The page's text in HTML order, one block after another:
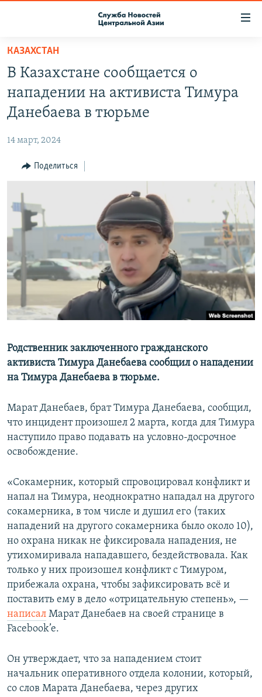
Вернуться
основному
содержанию
Вернутся
главной
навигации
Вернутся
поиску
КОНТАКТЫ
НАСТОЯЩЕЕ ВРЕМЯ
МИГРАНТ МЕДИА
КАЗАХСТАН
В Казахстане сообщается о
нападении на активиста Тимура
Данебаева в тюрьме
14 март, 2024
Поделиться
Родственник заключенного гражданского
активиста Тимура Данебаева сообщил о нападении
на Тимура Данебаева в тюрьме.
Марат Данебаев, брат Тимура Данебаева, сообщил,
что инцидент произошел 2 марта, когда для Тимура
наступило право подавать на условно-досрочное
освобождение.
«Сокамерник, который спровоцировал конфликт и
напал на Тимура, неоднократно нападал на другого
сокамерника, в том числе и душил его (таких
нападений на другого сокамерника было около 10),
но охрана никак не фиксировала нападения, не
утихомиривала нападавшего, бездействовала. Как
только у них произошел конфликт с Тимуром,
прибежала охрана, чтобы зафиксировать всё и
поставить ему в дело «отрицательную степень», —
написал Марат Данебаев на своей странице в
Facebook’e.
Он утверждает, что за нападением стоит
начальник оперативного отдела колонии, который,
со слов Марата Данебаева, через других